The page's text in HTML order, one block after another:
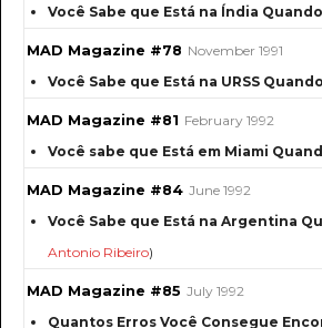
Você Sabe que Está na Índia
MAD Magazine #78 November 1991
Você Sabe que Está na URSS
MAD Magazine #81 February 1992
Você sabe que Está em Miami
MAD Magazine #84 June 1992
Você Sabe que Está na Argentina
Antonio Ribeiro)
MAD Magazine #85 July 1992
Quantos Erros Você Consegue